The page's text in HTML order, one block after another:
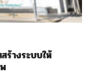
ร้างระบบให้